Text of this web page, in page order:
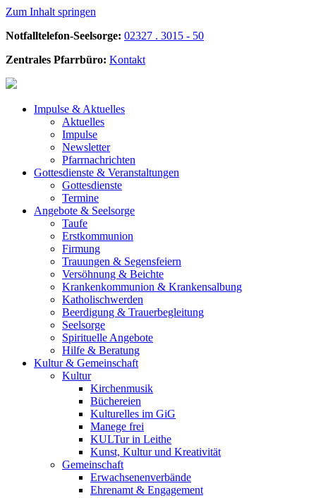
Zum Inhalt springen
Notfalltelefon-Seelsorge: 02327 . 3015 - 50
Zentrales Pfarrbüro: Kontakt
Impulse & Aktuelles
Aktuelles
Impulse
Newsletter
Pfarrnachrichten
Gottesdienste & Veranstaltungen
Gottesdienste
Termine
Angebote & Seelsorge
Taufe
Erstkommunion
Firmung
Trauungen & Segensfeiern
Versöhnung & Beichte
Krankenkommunion & Krankensalbung
Katholischwerden
Beerdigung & Trauerbegleitung
Seelsorge
Spirituelle Angebote
Hilfe & Beratung
Kultur & Gemeinschaft
Kultur
Kirchenmusik
Büchereien
Kulturelles im GiG
Manege frei
KULTur in Leithe
Kunst, Kultur und Kreativität
Gemeinschaft
Erwachsenenverbände
Ehrenamt & Engagement